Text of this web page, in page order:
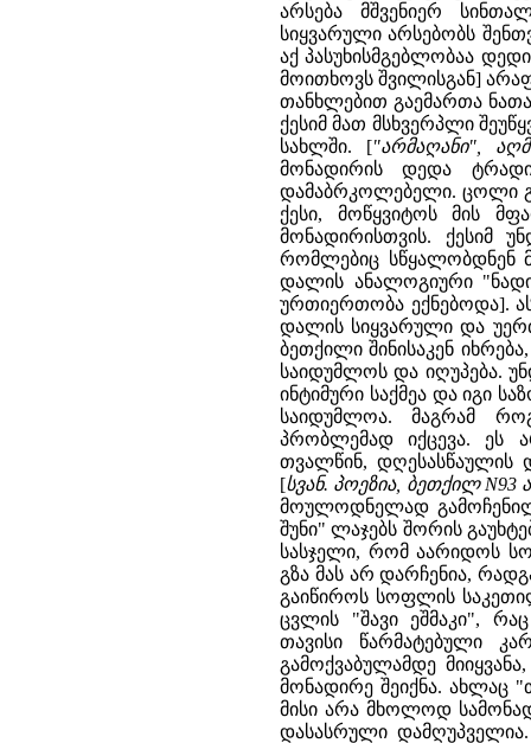
არსება მშვენიერ
სიყვარული არსებობს
აქ პასუხისმგებლობაა
მოითხოვს შვილისგან]
თანხლებით გაემართა
ქესიმ მათ მსხვერპლი
სახლში. ["არმაღანი",
მონადირის დედა
დამაბრკოლებელი. ცოლი
ქესი, მოწყვიტოს მის
მონადირისთვის. ქესიმ
რომლებიც სწყალობდნენ
დალის ანალოგიური
ურთიერთობა ექნებოდა].
დალის სიყვარული და
ბეთქილი შინისაკენ
საიდუმლოს და იღუპება.
ინტიმური საქმეა და იგი
საიდუმლოა. მაგრამ
პრობლემად იქცევა. ეს
თვალწინ,
[სვან. პოეზია, ბეთქილ N93
მოულოდნელად
შუნი" ლაჯებს შორის
სასჯელი, რომ აარიდოს
გზა მას არ დარჩენია,
გაიწიროს სოფლის
ცვლის "შავი ეშმაკი",
თავისი წარმატებული
გამოქვაბულამდე
მონადირე შეიქნა. ახლაც
მისი არა მხოლოდ
დასასრული